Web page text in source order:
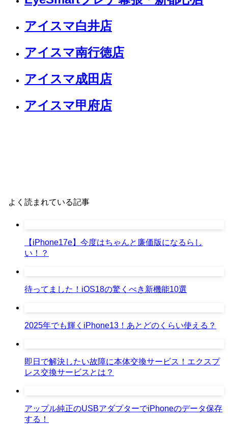
アイスマ白井店
アイスマ南行徳店
アイスマ成田店
アイスマ甲府店
よく読まれている記事
【iPhone17e】今度はちゃんと廉価版になるらし
い！？
待ってました！iOS18の驚くべき新機能10選
2025年でも輝くiPhone13！あとどのくらい使える？
即日で解決したい故障に本体交換サービス！エクスプ
レス交換サービスとは？
アップル純正のUSBアダプターでiPhoneのデータ保存
する！